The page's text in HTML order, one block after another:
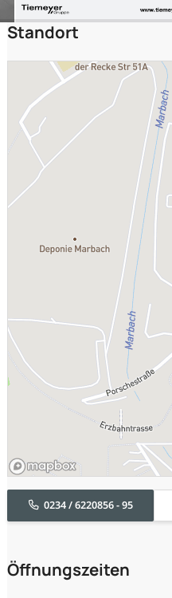
Standort
0234 / 6220856 - 95
Öffnungszeiten